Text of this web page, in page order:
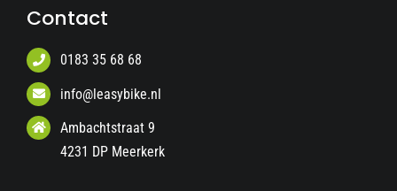
Contact
0183 35 68 68
info@leasybike.nl
Ambachtstraat 9
4231 DP Meerkerk